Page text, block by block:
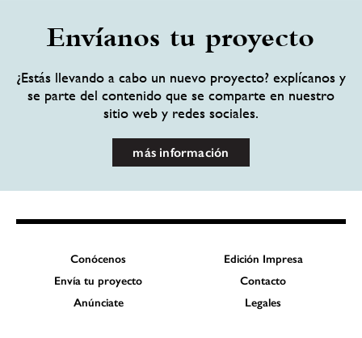
Envíanos tu proyecto
¿Estás llevando a cabo un nuevo proyecto? explícanos y
se parte del contenido que se comparte en nuestro
sitio web y redes sociales.
más información
Conócenos
Edición Impresa
Envía tu proyecto
Contacto
Anúnciate
Legales